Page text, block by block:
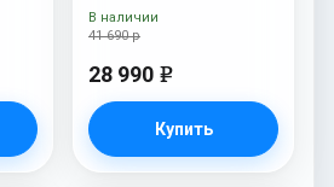
41 690 р
28 990 e
Купить
В наличии